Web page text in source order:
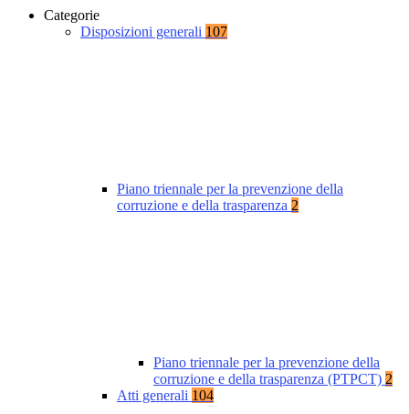
Categorie
Disposizioni generali 107
Piano triennale per la prevenzione della
corruzione e della trasparenza 2
Piano triennale per la prevenzione della
corruzione e della trasparenza (PTPCT) 2
Atti generali 104